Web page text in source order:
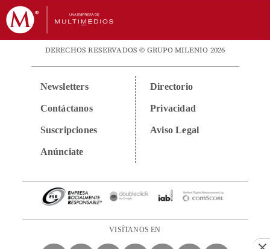
DERECHOS RESERVADOS © GRUPO MILENIO 2026
Newsletters
Contáctanos
Suscripciones
Anúnciate
Directorio
Privacidad
Aviso Legal
VISÍTANOS EN